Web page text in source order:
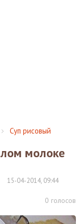
Суп рисовый
молоке
15-04-2014, 09:44
0 голосов